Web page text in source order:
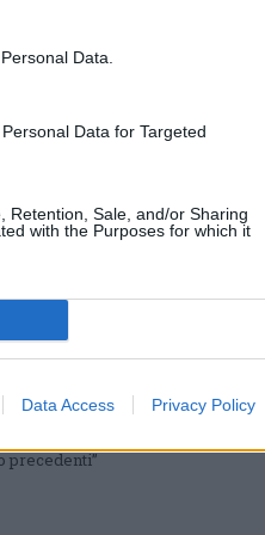
Data.
Data for Targeted
Retention, Sale, and/or Sharing
with the Purposes for which it
Data Access Privacy Policy
aula: “Sono
ucciso nessuno“
prima dell’ingresso della Corte
motivazioni della
d’Appello di Milano hanno fissato
precedenti”